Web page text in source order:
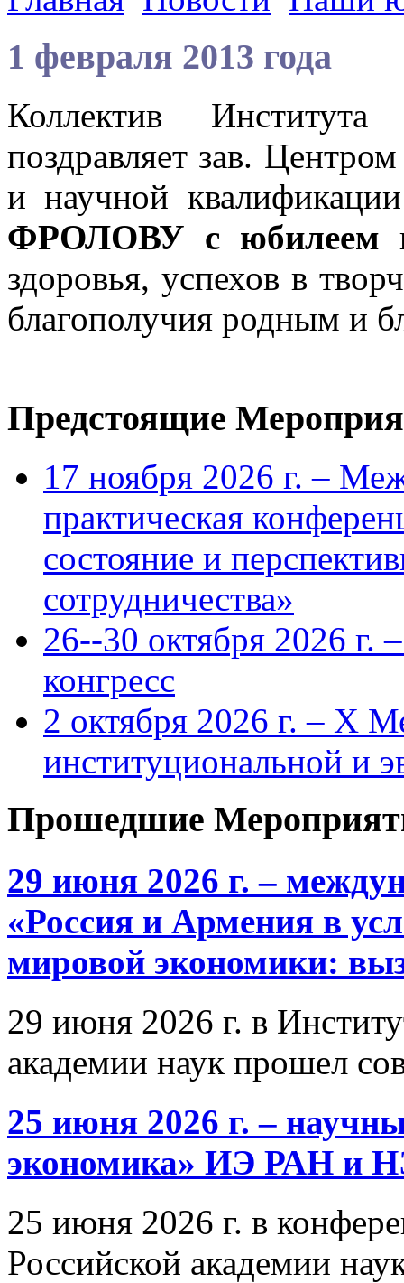
1 февраля 2013 года
Коллектив
поздравляет зав.
и научной
ФРОЛОВУ с юбилеем
здоровья, успехов в
благополучия родным и
Предстоящие
17 ноября 2026 г. –
практическая
состояние и
сотрудничества»
26--30 октября 2026 г.
конгресс
2 октября 2026 г. – X
институциональной и
Прошедшие
29 июня 2026 г. –
«Россия и Армения в
мировой экономики:
29 июня 2026 г. в
академии наук прошел
25 июня 2026 г. –
экономика» ИЭ РАН и
25 июня 2026 г. в
Российской академии